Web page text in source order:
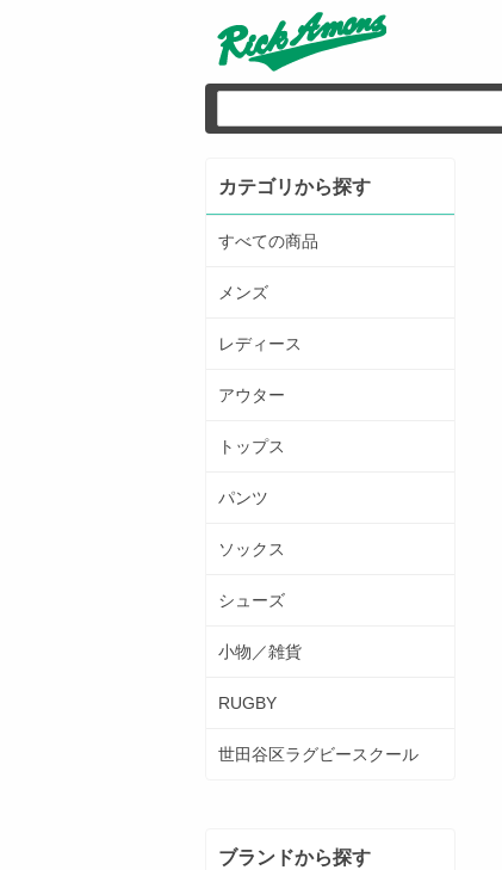
カテゴリから探す
すべての商品
メンズ
レディース
アウター
トップス
パンツ
ソックス
シューズ
小物／雑貨
RUGBY
世田谷区ラグビースクール
ブランドから探す